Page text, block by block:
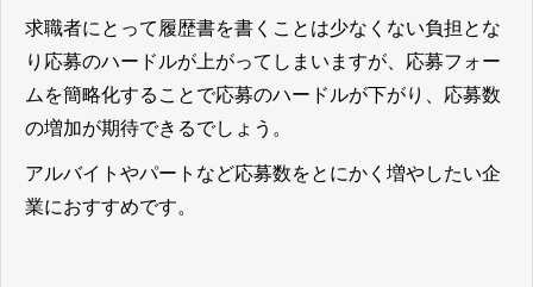
求職者にとって履歴書を書くことは少なくない負担とな
り応募のハードルが上がってしまいますが、応募フォー
ムを簡略化することで応募のハードルが下がり、応募数
の増加が期待できるでしょう。
アルバイトやパートなど応募数をとにかく増やしたい企
業におすすめです。